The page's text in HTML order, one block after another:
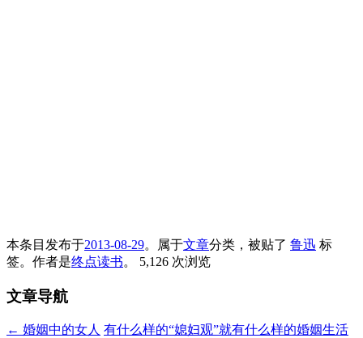
本条目发布于2013-08-29。属于文章分类，被贴了 鲁迅 标
签。 作者是终点读书。 5,126 次浏览
文章导航
← 婚姻中的女人 有什么样的“媳妇观”就有什么样的婚姻生活